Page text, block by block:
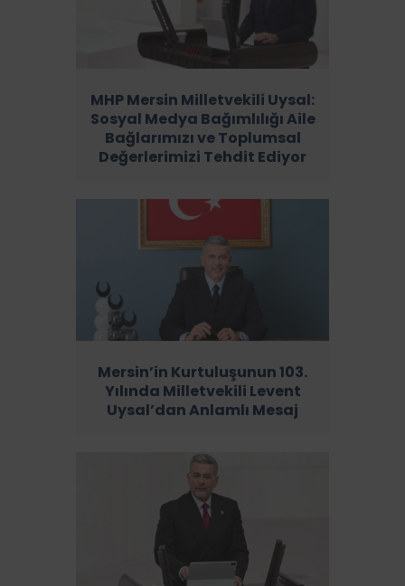
MHP Mersin Milletvekili Uysal:
Sosyal Medya Bağımlılığı Aile
Bağlarımızı ve Toplumsal
Değerlerimizi Tehdit Ediyor
Mersin’in Kurtuluşunun 103.
Yılında Milletvekili Levent
Uysal’dan Anlamlı Mesaj